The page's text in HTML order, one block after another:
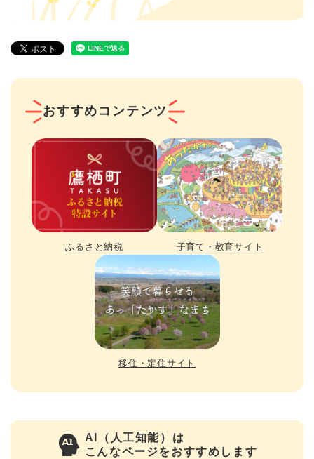
おすすめコンテンツ
ふるさと納税 子育て・教育サイト
移住・定住サイト
AI（人工知能）は
こんなページをおすすめします